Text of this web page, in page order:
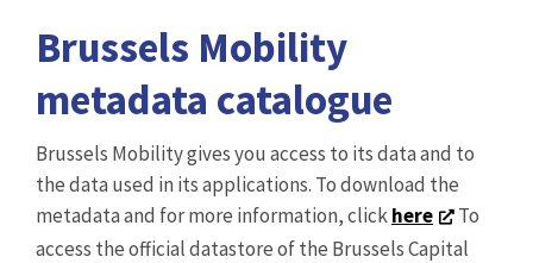
Brussels Mobility
metadata catalogue
Brussels Mobility gives you access to its data and to
the data used in its applications. To download the
metadata and for more information, clickhere
To
access the official datastore of the Brussels Capital